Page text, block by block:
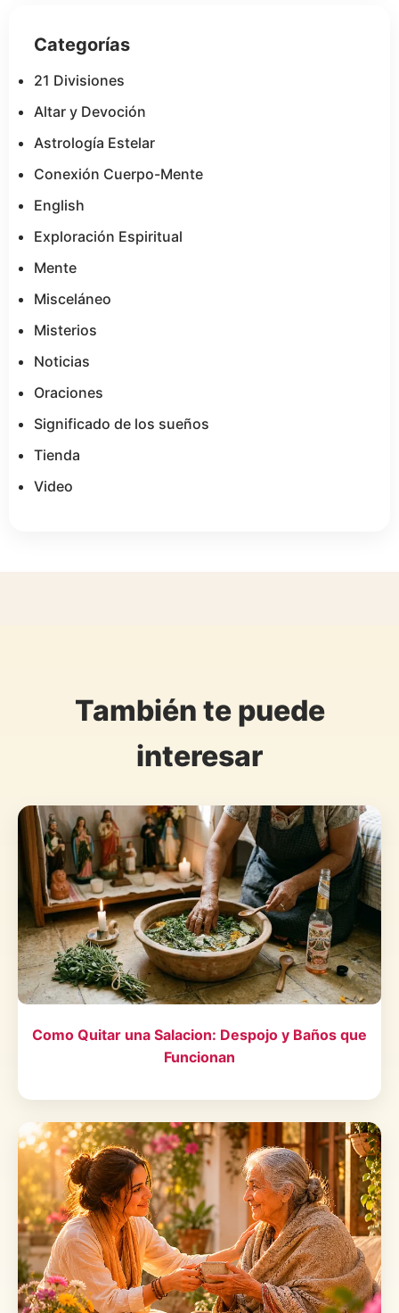
Categorías
21 Divisiones
Altar y Devoción
Astrología Estelar
Conexión Cuerpo-Mente
English
Exploración Espiritual
Mente
Misceláneo
Misterios
Noticias
Oraciones
Significado de los sueños
Tienda
Video
También te puede
interesar
Como Quitar una Salacion: Despojo y Baños que
Funcionan